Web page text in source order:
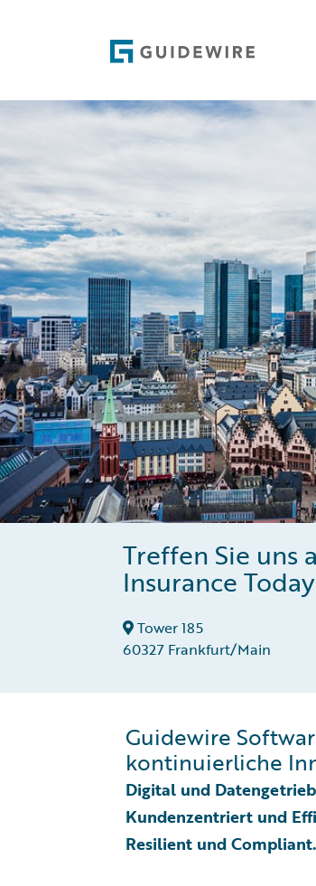
Treffen Sie uns
Insurance
Tower 185
60327 Frankfurt/Main
Guidewire
kontinuierliche
Digital und
Kundenzentriert und
Resilient und Compliant.